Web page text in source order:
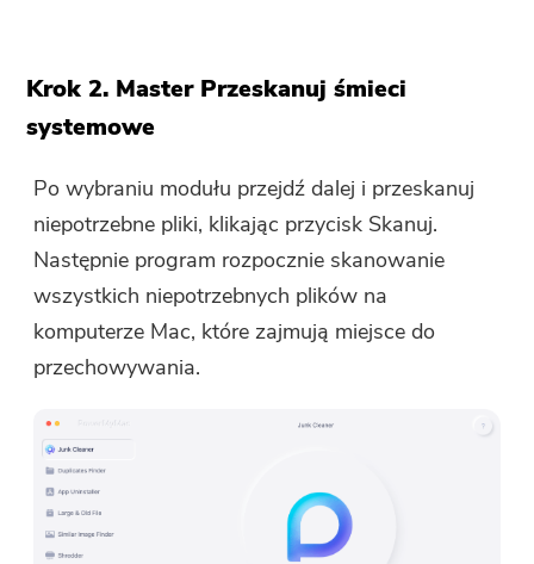
Krok 2. Master Przeskanuj śmieci
systemowe
Po wybraniu modułu przejdź dalej i przeskanuj
niepotrzebne pliki, klikając przycisk Skanuj.
Następnie program rozpocznie skanowanie
wszystkich niepotrzebnych plików na
komputerze Mac, które zajmują miejsce do
przechowywania.